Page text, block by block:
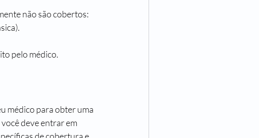
não são cobertos:
pelo médico.
médico para obter uma
deve entrar em